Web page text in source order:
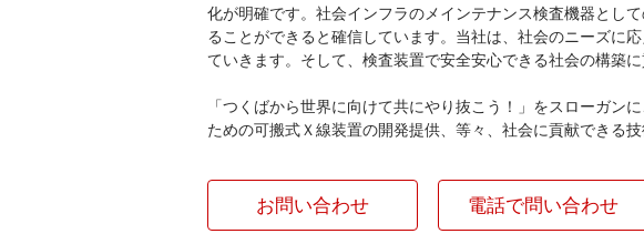
化が明確です。社会インフラのメインテナンス検査機器とし
ることができると確信しています。当社は、社会のニーズに
ていきます。そして、検査装置で安全安心できる社会の構築に
「つくばから世界に向けて共にやり抜こう！」をスローガ
ための可搬式Ｘ線装置の開発提供、等々、社会に貢献できる
お問い合わせ 電話で問い合わせ